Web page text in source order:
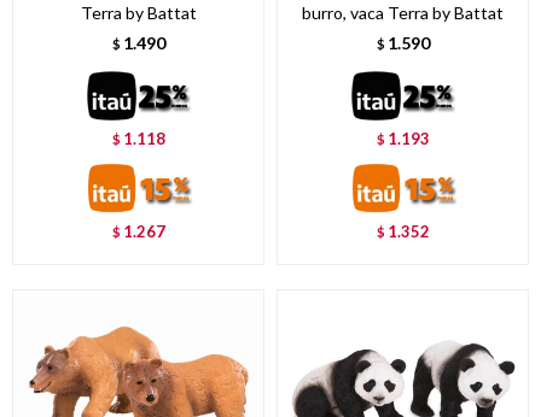
Terra by Battat
$ 1.490
$ 1.118
$ 1.267
burro, vaca Terra by Battat
$ 1.590
$ 1.193
$ 1.352